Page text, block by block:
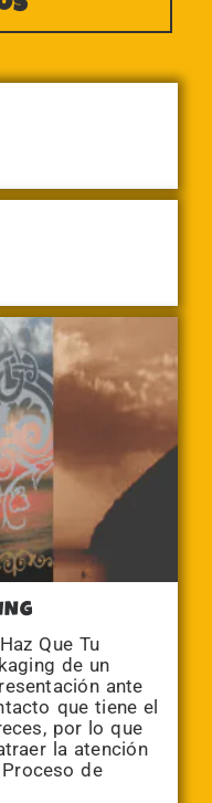
Que Tu
de un
ante
que tiene el
por lo que
la atención
de